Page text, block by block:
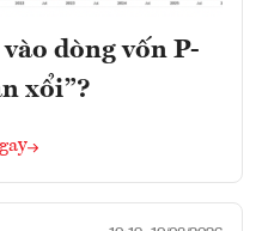
dòng vốn P-
xổi”?